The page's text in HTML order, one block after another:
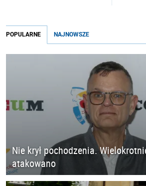
POPULARNE NAJNOWSZE
Nie krył pochodzenia.
atakowano